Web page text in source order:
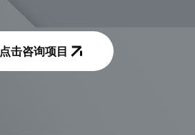
点击咨询项目